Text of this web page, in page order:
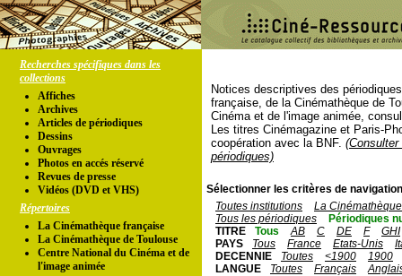
Recherches spécifiques dans les
collections
Affiches
Archives
Articles de périodiques
Dessins
Ouvrages
Photos en accés réservé
Revues de presse
Vidéos (DVD et VHS)
Répertoires
La Cinémathèque française
La Cinémathèque de Toulouse
Centre National du Cinéma et de
l'image animée
Notices descriptives des
française, de la Cinémathèque de
Cinéma et de l'image animée,
Les titres Cinémagazine et Paris-
coopération avec la BNF.
périodiques)
Sélectionner les critères de
Toutes institutions
La
Tous les périodiques
Périodiques
TITRE
Tous AB C DE F
GHI
PAYS
Tous France Etats-Unis
DECENNIE
Toutes <1900
1900
LANGUE
Toutes Français